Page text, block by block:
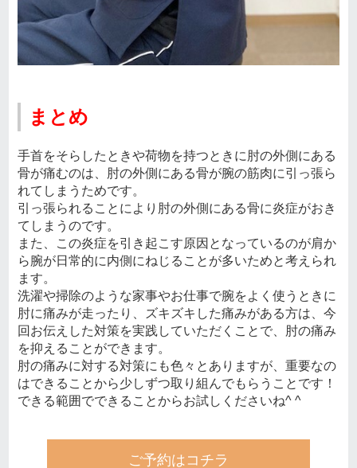
まとめ
手首をそらしたときや荷物を持つときに肘の外側にある
骨が痛むのは、肘の外側にある骨が腕の筋肉に引っ張ら
れてしまうためです。
引っ張られることにより肘の外側にある骨に炎症がおき
てしまうのです。
また、この炎症を引き起こす原因となっているのが肩か
ら腕が日常的に内側にねじることが多いためと考えられ
ます。
洗濯や掃除のような家事やお仕事で腕をよく使うときに
肘に痛みが走ったり、ズキズキした痛みがある方は、今
回お伝えした対策を実践していただくことで、肘の痛み
を抑えることができます。
肘の痛みに対する対策にも色々とありますが、重要なの
はできることから少しずつ取り組んでもらうことです！
できる範囲でできることからお試しくださいね^ ^
ご予約はコチラ